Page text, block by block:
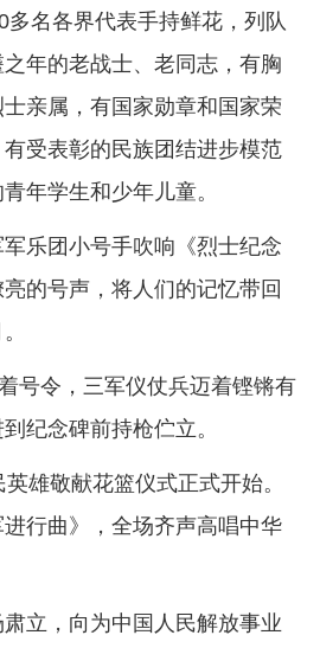
多名各界代表手持鲜花，列队
年的老战士、老同志，有胸
亲属，有国家勋章和国家荣
受表彰的民族团结进步模范
年学生和少年儿童。
乐团小号手吹响《烈士纪念
的号声，将人们的记忆带回
号令，三军仪仗兵迈着铿锵有
纪念碑前持枪伫立。
雄敬献花篮仪式正式开始。
行曲》，全场齐声高唱中华
立，向为中国人民解放事业